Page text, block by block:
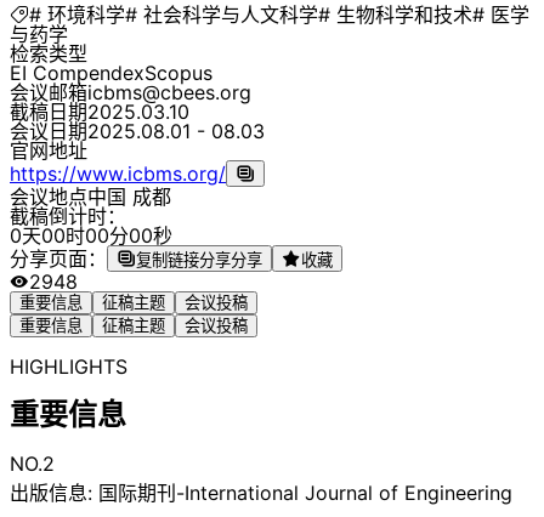
# 环境科学# 社会科学与人文科学# 生物科学和技术# 医学
与药学
检索类型
EI CompendexScopus
会议邮箱icbms@cbees.org
截稿日期2025.03.10
会议日期2025.08.01 - 08.03
官网地址
https://www.icbms.org/
会议地点中国 成都
截稿倒计时：
0天00时00分00秒
分享页面：
复制链接分享分享 收藏
2948
重要信息 征稿主题
会议投稿
重要信息
征稿主题 会议投稿
HIGHLIGHTS
重要信息
NO.2
出版信息: 国际期刊-International Journal of Engineering